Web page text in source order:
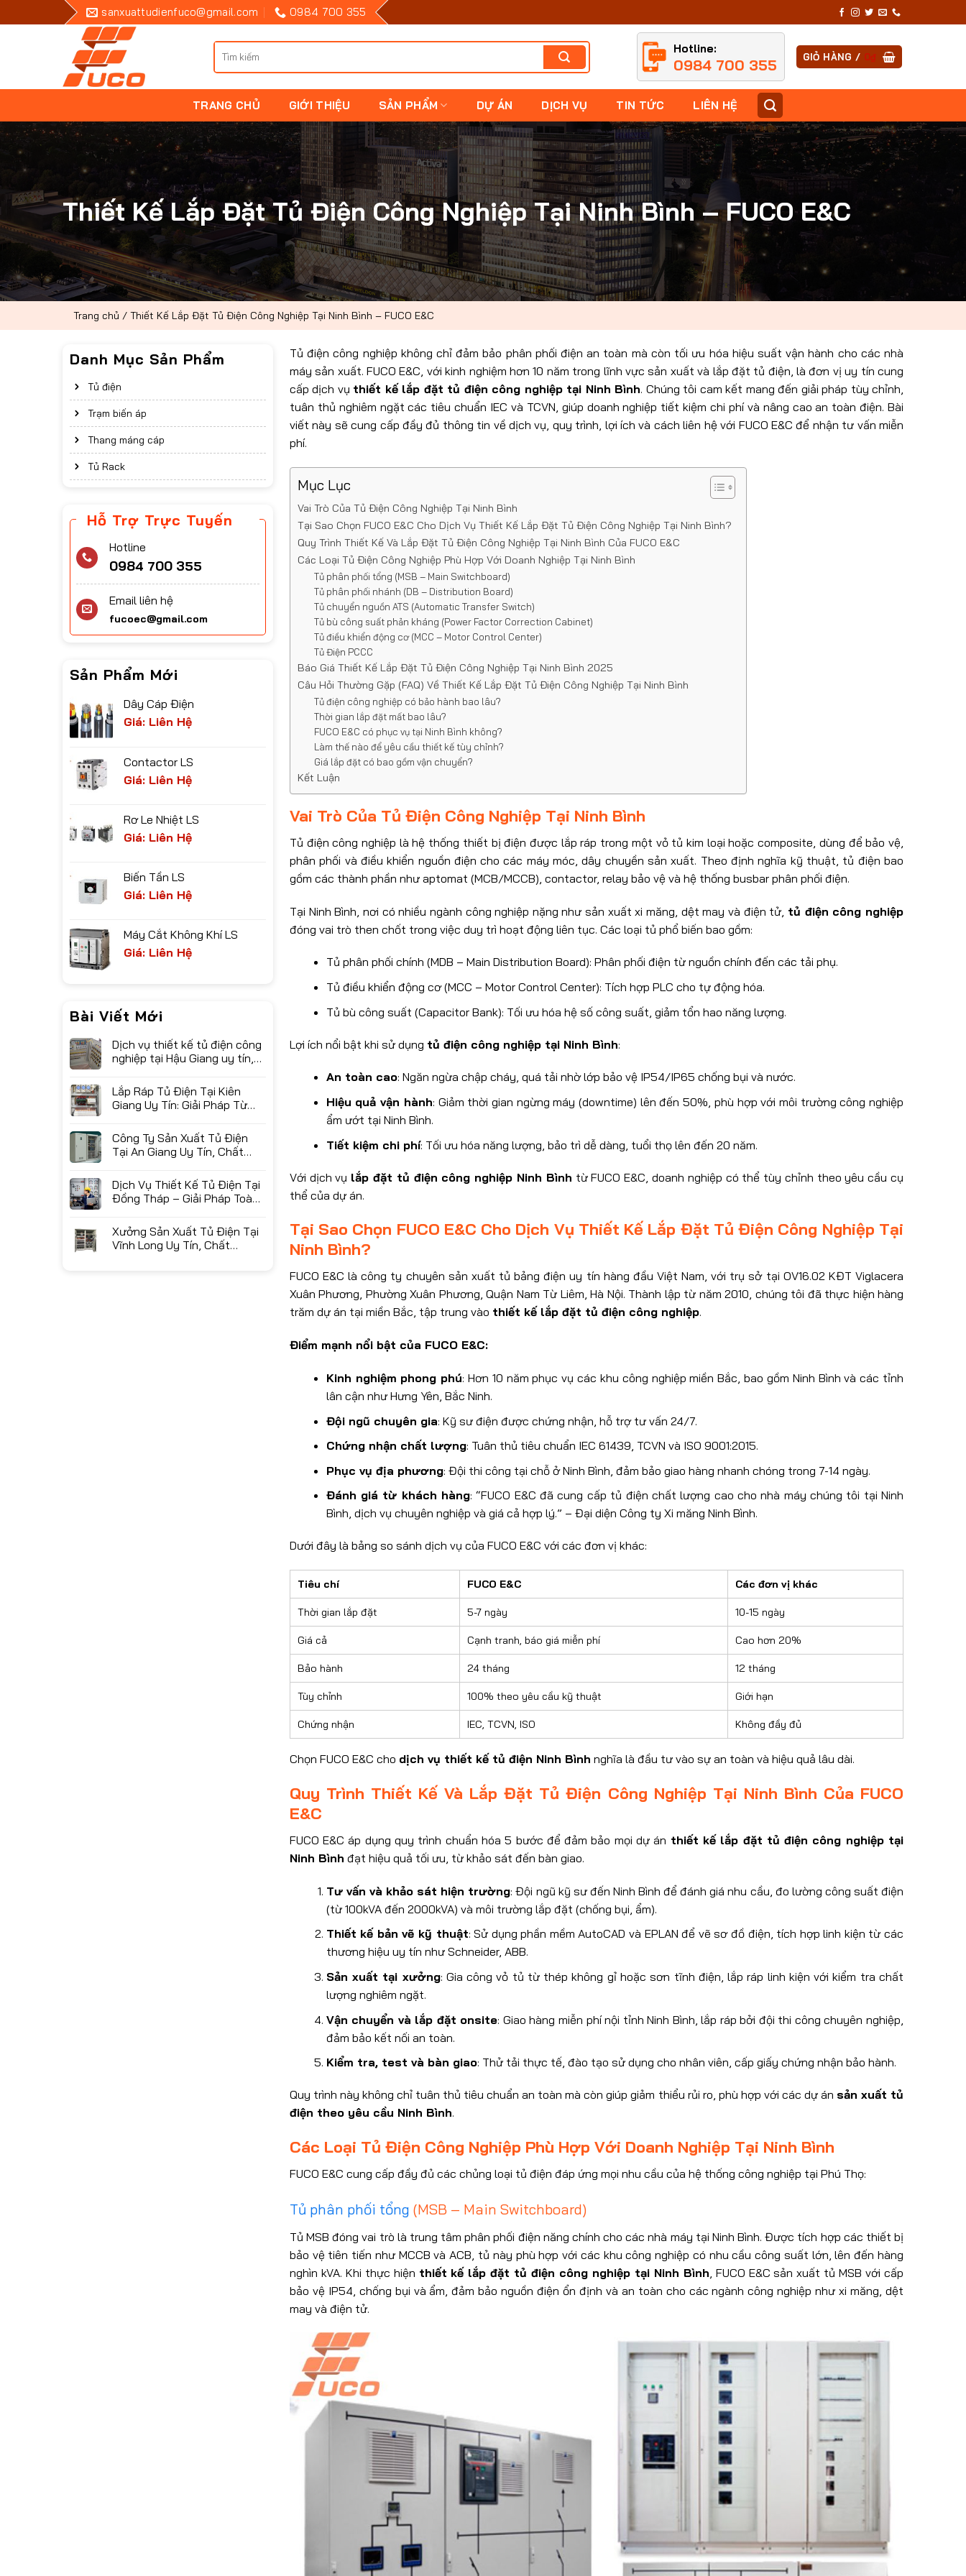
qua
sanxuattudienfuco@gmail.com 0984 700 355
kiếm
cho:
Hotline:
0984 700 355 GIỎ HÀNG / 0₫
TRANG CHỦ GIỚI THIỆU SẢN PHẨM DỰ ÁN DỊCH VỤ TIN TỨC LIÊN HỆ
Thiết Kế Lắp Đặt Tủ Điện Công Nghiệp Tại Ninh Bình – FUCO E&C
Trang chủ / Thiết Kế Lắp Đặt Tủ Điện Công Nghiệp Tại Ninh Bình – FUCO E&C
Danh Mục Sản Phẩm
Tủ điện
Trạm biến áp
Thang máng cáp
Tủ Rack
Hỗ Trợ Trực Tuyến
Hotline
0984 700 355
Email liên hệ
fucoec@gmail.com
Sản Phẩm Mới
Dây Cáp Điện
Giá: Liên Hệ
Contactor LS
Giá: Liên Hệ
Rơ Le Nhiệt LS
Giá: Liên Hệ
Biến Tần LS
Giá: Liên Hệ
Máy Cắt Không Khí LS
Giá: Liên Hệ
Bài Viết Mới
Dịch vụ thiết kế tủ điện công
nghiệp tại Hậu Giang uy tín,
Lắp Ráp Tủ Điện Tại Kiên
Giang Uy Tín: Giải Pháp Từ
Công Ty Sản Xuất Tủ Điện
Tại An Giang Uy Tín, Chất
Dịch Vụ Thiết Kế Tủ Điện Tại
Đồng Tháp – Giải Pháp Toàn
Xưởng Sản Xuất Tủ Điện Tại
Vĩnh Long Uy Tín, Chất
Tủ điện công nghiệp không chỉ đảm bảo phân phối điện an toàn mà còn tối ưu hóa hiệu suất vận hành cho các nhà
máy sản xuất. FUCO E&C, với kinh nghiệm hơn 10 năm trong lĩnh vực sản xuất và lắp đặt tủ điện, là đơn vị uy tín cung
cấp dịch vụ thiết kế lắp đặt tủ điện công nghiệp tại Ninh Bình. Chúng tôi cam kết mang đến giải pháp tùy chỉnh,
tuân thủ nghiêm ngặt các tiêu chuẩn IEC và TCVN, giúp doanh nghiệp tiết kiệm chi phí và nâng cao an toàn điện. Bài
viết này sẽ cung cấp đầy đủ thông tin về dịch vụ, quy trình, lợi ích và cách liên hệ với FUCO E&C để nhận tư vấn miễn
phí.
Mục Lục
Vai Trò Của Tủ Điện Công Nghiệp Tại Ninh Bình
Tại Sao Chọn FUCO E&C Cho Dịch Vụ Thiết Kế Lắp Đặt Tủ Điện Công Nghiệp Tại Ninh Bình?
Quy Trình Thiết Kế Và Lắp Đặt Tủ Điện Công Nghiệp Tại Ninh Bình Của FUCO E&C
Các Loại Tủ Điện Công Nghiệp Phù Hợp Với Doanh Nghiệp Tại Ninh Bình
Tủ phân phối tổng (MSB – Main Switchboard)
Tủ phân phối nhánh (DB – Distribution Board)
Tủ chuyển nguồn ATS (Automatic Transfer Switch)
Tủ bù công suất phản kháng (Power Factor Correction Cabinet)
Tủ điều khiển động cơ (MCC – Motor Control Center)
Tủ Điện PCCC
Báo Giá Thiết Kế Lắp Đặt Tủ Điện Công Nghiệp Tại Ninh Bình 2025
Câu Hỏi Thường Gặp (FAQ) Về Thiết Kế Lắp Đặt Tủ Điện Công Nghiệp Tại Ninh Bình
Tủ điện công nghiệp có bảo hành bao lâu?
Thời gian lắp đặt mất bao lâu?
FUCO E&C có phục vụ tại Ninh Bình không?
Làm thế nào để yêu cầu thiết kế tùy chỉnh?
Giá lắp đặt có bao gồm vận chuyển?
Kết Luận
Vai Trò Của Tủ Điện Công Nghiệp Tại Ninh Bình
Tủ điện công nghiệp là hệ thống thiết bị điện được lắp ráp trong một vỏ tủ kim loại hoặc composite, dùng để bảo vệ,
phân phối và điều khiển nguồn điện cho các máy móc, dây chuyền sản xuất. Theo định nghĩa kỹ thuật, tủ điện bao
gồm các thành phần như aptomat (MCB/MCCB), contactor, relay bảo vệ và hệ thống busbar phân phối điện.
Tại Ninh Bình, nơi có nhiều ngành công nghiệp nặng như sản xuất xi măng, dệt may và điện tử, tủ điện công nghiệp
đóng vai trò then chốt trong việc duy trì hoạt động liên tục. Các loại tủ phổ biến bao gồm:
Tủ phân phối chính (MDB – Main Distribution Board): Phân phối điện từ nguồn chính đến các tải phụ.
Tủ điều khiển động cơ (MCC – Motor Control Center): Tích hợp PLC cho tự động hóa.
Tủ bù công suất (Capacitor Bank): Tối ưu hóa hệ số công suất, giảm tổn hao năng lượng.
Lợi ích nổi bật khi sử dụng tủ điện công nghiệp tại Ninh Bình:
An toàn cao: Ngăn ngừa chập cháy, quá tải nhờ lớp bảo vệ IP54/IP65 chống bụi và nước.
Hiệu quả vận hành: Giảm thời gian ngừng máy (downtime) lên đến 50%, phù hợp với môi trường công nghiệp
ẩm ướt tại Ninh Bình.
Tiết kiệm chi phí: Tối ưu hóa năng lượng, bảo trì dễ dàng, tuổi thọ lên đến 20 năm.
Với dịch vụ lắp đặt tủ điện công nghiệp Ninh Bình từ FUCO E&C, doanh nghiệp có thể tùy chỉnh theo yêu cầu cụ
thể của dự án.
Tại Sao Chọn FUCO E&C Cho Dịch Vụ Thiết Kế Lắp Đặt Tủ Điện Công Nghiệp Tại
Ninh Bình?
FUCO E&C là công ty chuyên sản xuất tủ bảng điện uy tín hàng đầu Việt Nam, với trụ sở tại OV16.02 KĐT Viglacera
Xuân Phương, Phường Xuân Phương, Quận Nam Từ Liêm, Hà Nội. Thành lập từ năm 2010, chúng tôi đã thực hiện hàng
trăm dự án tại miền Bắc, tập trung vào thiết kế lắp đặt tủ điện công nghiệp.
Điểm mạnh nổi bật của FUCO E&C:
Kinh nghiệm phong phú: Hơn 10 năm phục vụ các khu công nghiệp miền Bắc, bao gồm Ninh Bình và các tỉnh
lân cận như Hưng Yên, Bắc Ninh.
Đội ngũ chuyên gia: Kỹ sư điện được chứng nhận, hỗ trợ tư vấn 24/7.
Chứng nhận chất lượng: Tuân thủ tiêu chuẩn IEC 61439, TCVN và ISO 9001:2015.
Phục vụ địa phương: Đội thi công tại chỗ ở Ninh Bình, đảm bảo giao hàng nhanh chóng trong 7-14 ngày.
Đánh giá từ khách hàng: “FUCO E&C đã cung cấp tủ điện chất lượng cao cho nhà máy chúng tôi tại Ninh
Bình, dịch vụ chuyên nghiệp và giá cả hợp lý.” – Đại diện Công ty Xi măng Ninh Bình.
Dưới đây là bảng so sánh dịch vụ của FUCO E&C với các đơn vị khác:
Tiêu chí FUCO E&C Các đơn vị khác
Thời gian lắp đặt 5-7 ngày 10-15 ngày
Giá cả Cạnh tranh, báo giá miễn phí Cao hơn 20%
Bảo hành 24 tháng 12 tháng
Tùy chỉnh 100% theo yêu cầu kỹ thuật Giới hạn
Chứng nhận IEC, TCVN, ISO Không đầy đủ
Chọn FUCO E&C cho dịch vụ thiết kế tủ điện Ninh Bình nghĩa là đầu tư vào sự an toàn và hiệu quả lâu dài.
Quy Trình Thiết Kế Và Lắp Đặt Tủ Điện Công Nghiệp Tại Ninh Bình Của FUCO
E&C
FUCO E&C áp dụng quy trình chuẩn hóa 5 bước để đảm bảo mọi dự án thiết kế lắp đặt tủ điện công nghiệp tại
Ninh Bình đạt hiệu quả tối ưu, từ khảo sát đến bàn giao.
Tư vấn và khảo sát hiện trường: Đội ngũ kỹ sư đến Ninh Bình để đánh giá nhu cầu, đo lường công suất điện
(từ 100kVA đến 2000kVA) và môi trường lắp đặt (chống bụi, ẩm).
Thiết kế bản vẽ kỹ thuật: Sử dụng phần mềm AutoCAD và EPLAN để vẽ sơ đồ điện, tích hợp linh kiện từ các
thương hiệu uy tín như Schneider, ABB.
Sản xuất tại xưởng: Gia công vỏ tủ từ thép không gỉ hoặc sơn tĩnh điện, lắp ráp linh kiện với kiểm tra chất
lượng nghiêm ngặt.
Vận chuyển và lắp đặt onsite: Giao hàng miễn phí nội tỉnh Ninh Bình, lắp ráp bởi đội thi công chuyên nghiệp,
đảm bảo kết nối an toàn.
Kiểm tra, test và bàn giao: Thử tải thực tế, đào tạo sử dụng cho nhân viên, cấp giấy chứng nhận bảo hành.
Quy trình này không chỉ tuân thủ tiêu chuẩn an toàn mà còn giúp giảm thiểu rủi ro, phù hợp với các dự án sản xuất tủ
điện theo yêu cầu Ninh Bình.
Các Loại Tủ Điện Công Nghiệp Phù Hợp Với Doanh Nghiệp Tại Ninh Bình
FUCO E&C cung cấp đầy đủ các chủng loại tủ điện đáp ứng mọi nhu cầu của hệ thống công nghiệp tại Phú Thọ:
Tủ phân phối tổng (MSB – Main Switchboard)
Tủ MSB đóng vai trò là trung tâm phân phối điện năng chính cho các nhà máy tại Ninh Bình. Được tích hợp các thiết bị
bảo vệ tiên tiến như MCCB và ACB, tủ này phù hợp với các khu công nghiệp có nhu cầu công suất lớn, lên đến hàng
nghìn kVA. Khi thực hiện thiết kế lắp đặt tủ điện công nghiệp tại Ninh Bình , FUCO E&C sản xuất tủ MSB với cấp
bảo vệ IP54, chống bụi và ẩm, đảm bảo nguồn điện ổn định và an toàn cho các ngành công nghiệp như xi măng, dệt
may và điện tử.